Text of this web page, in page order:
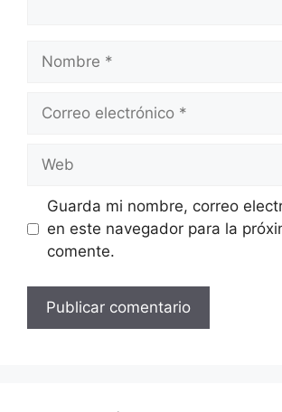
Nombre
Correo
Web
Guarda mi nombre, correo
en este navegador para la
comente.